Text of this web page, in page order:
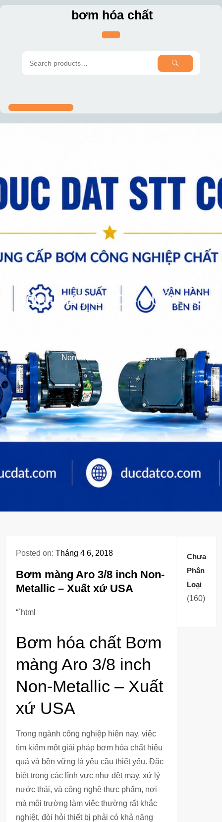
Skip
bơm hóa chất
SEARCH
BƠM MÀNG ARO 3/8 INCH
NON-METALLIC – XUẤT XỨ
Non-Metallic – Xuất xứ USA
Posted on: Tháng 4 6, 2018
Bơm màng Aro 3/8 inch Non-
Metallic – Xuất xứ USA
“`html
Bơm hóa chất Bơm
màng Aro 3/8 inch
Non-Metallic – Xuất
xứ USA
Trong ngành công nghiệp hiện nay, việc
tìm kiếm một giải pháp bơm hóa chất hiệu
quả và bền vững là yêu cầu thiết yếu. Đặc
biệt trong các lĩnh vực như dệt may, xử lý
nước thải, và công nghệ thực phẩm, nơi
mà môi trường làm việc thường rất khắc
nghiệt, đòi hỏi thiết bị phải có khả năng
Chưa
Phân
Loại
160160